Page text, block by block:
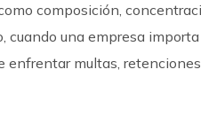
composición,
cuando una empresa
enfrentar multas,